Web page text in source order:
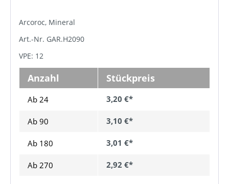
Arcoroc, Mineral
Art.-Nr. GAR.H2090
VPE: 12
Anzahl Stückpreis
Ab 24 3,20 €*
Ab 90 3,10 €*
Ab 180 3,01 €*
Ab 270 2,92 €*